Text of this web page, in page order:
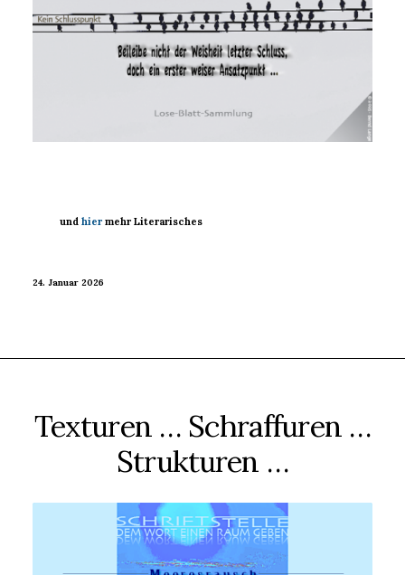
und hier mehr Literarisches
24. Januar 2026
Texturen … Schraffuren …
Strukturen …